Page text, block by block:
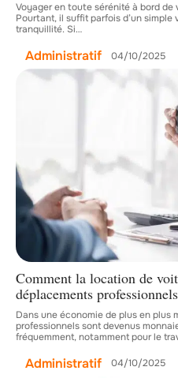
Voyager en toute sérénité à bord de
Pourtant, il suffit parfois d’un
tranquillité. Si…
Administratif 04/10/2025
Comment la location de
déplacements
Dans une économie de plus en plus
professionnels sont devenus
fréquemment, notamment pour le
Administratif 04/10/2025